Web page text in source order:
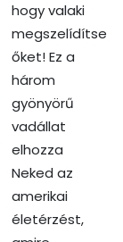
hogy valaki
megszelídítse
őket! Ez a
három
gyönyörű
vadállat
elhozza
Neked az
amerikai
életérzést,